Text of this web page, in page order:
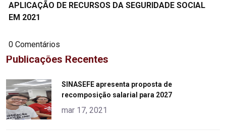
APLICAÇÃO DE RECURSOS DA SEGURIDADE SOCIAL
EM 2021
0 Comentários
Publicações Recentes
alt="product">
SINASEFE apresenta proposta de
recomposição salarial para 2027
mar 17, 2021